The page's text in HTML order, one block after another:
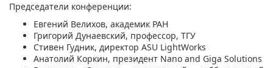
Председатели конференции:
Евгений Велихов, академик РАН
Григорий Дунаевский, профессор, ТГУ
Стивен Гудник, директор ASU LightWorks
Анатолий Коркин, президент Nano and Giga Solutions